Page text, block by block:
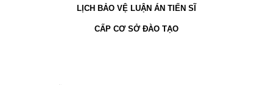
LỊCH BẢO VỆ LUẬN ÁN TIẾN SĨ
CẤP CƠ SỞ ĐÀO TẠO